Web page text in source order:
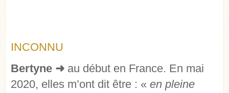
INCONNU
Bertyne ➜ au début en France. En mai
2020, elles m’ont dit être : « en pleine